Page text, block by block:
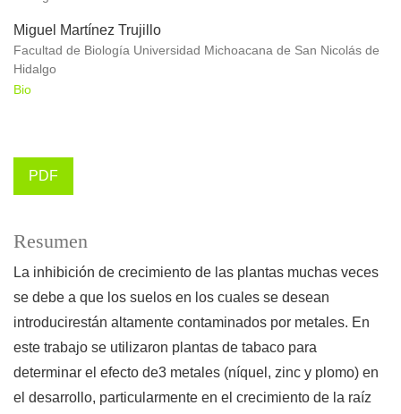
Miguel Martínez Trujillo
Facultad de Biología Universidad Michoacana de San Nicolás de
Hidalgo
Bio
PDF
Resumen
La inhibición de crecimiento de las plantas muchas veces
se debe a que los suelos en los cuales se desean
introducirestán altamente contaminados por metales. En
este trabajo se utilizaron plantas de tabaco para
determinar el efecto de3 metales (níquel, zinc y plomo) en
el desarrollo, particularmente en el crecimiento de la raíz